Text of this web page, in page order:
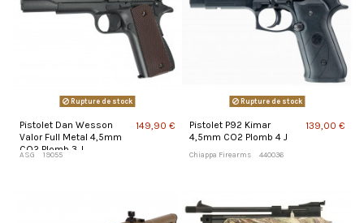
Rupture de stock
Pistolet Dan Wesson
Valor Full Metal 4,5mm
CO2 Plomb 3 J
ASG 19055
149,90 €
Rupture de stock
Pistolet P92 Kimar
4,5mm CO2 Plomb 4 J
Chiappa Firearms 440036
139,00 €